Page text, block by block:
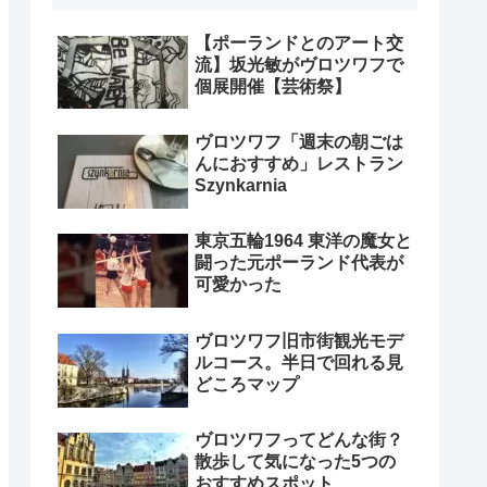
【ポーランドとのアート交
流】坂光敏がヴロツワフで
個展開催【芸術祭】
ヴロツワフ「週末の朝ごは
んにおすすめ」レストラン
Szynkarnia
東京五輪1964 東洋の魔女と
闘った元ポーランド代表が
可愛かった
ヴロツワフ旧市街観光モデ
ルコース。半日で回れる見
どころマップ
ヴロツワフってどんな街？
散歩して気になった5つの
おすすめスポット